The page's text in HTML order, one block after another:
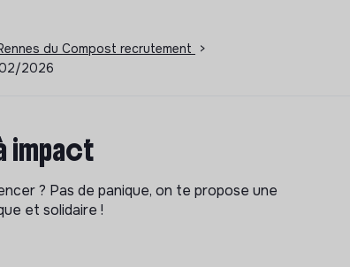
du Compost recrutement
>
02/2026
impact
? Pas de panique, on te propose une
et solidaire !